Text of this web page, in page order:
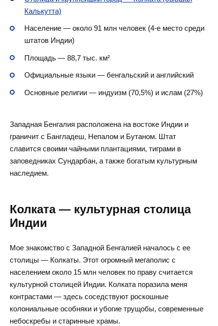
Калькутта)
Население — около 91 млн человек (4-е место среди
штатов Индии)
Площадь — 88,7 тыс. км²
Официальные языки — бенгальский и английский
Основные религии — индуизм (70,5%) и ислам (27%)
Западная Бенгалия расположена на востоке Индии и
граничит с Бангладеш, Непалом и Бутаном. Штат
славится своими чайными плантациями, тиграми в
заповедниках Сундарбан, а также богатым культурным
наследием.
Колката — культурная столица
Индии
Мое знакомство с Западной Бенгалией началось с ее
столицы — Колкаты. Этот огромный мегаполис с
населением около 15 млн человек по праву считается
культурной столицей Индии. Колката поразила меня
контрастами — здесь соседствуют роскошные
колониальные особняки и убогие трущобы, современные
небоскребы и старинные храмы.